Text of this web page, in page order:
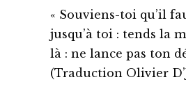
« Souviens-toi qu’il
jusqu’à toi : tends la
là : ne lance pas ton
(Traduction Olivier